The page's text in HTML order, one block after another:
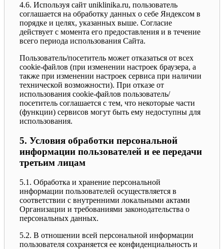
4.6. Используя сайт uniklinika.ru, пользователь
соглашается на обработку данных о себе Яндексом в
порядке и целях, указанных выше. Согласие
действует с момента его предоставления и в течение
всего периода использования Сайта.
Пользователь/посетитель может отказаться от всех
cookie-файлов (при изменении настроек браузера, а
также при изменении настроек сервиса при наличии
технической возможности). При отказе от
использования cookie-файлов пользователь/
посетитель соглашается с тем, что некоторые части
(функции) сервисов могут быть ему недоступны для
использования.
5. Условия обработки персональной
информации пользователей и ее передачи
третьим лицам
5.1. Обработка и хранение персональной
информации пользователей осуществляется в
соответствии с внутренними локальными актами
Организации и требованиями законодательства о
персональных данных.
5.2. В отношении всей персональной информации
пользователя сохраняется ее конфиденциальность и